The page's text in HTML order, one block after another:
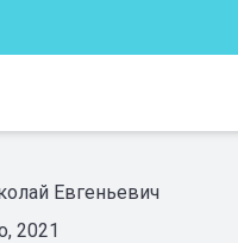
Евгеньевич
2021